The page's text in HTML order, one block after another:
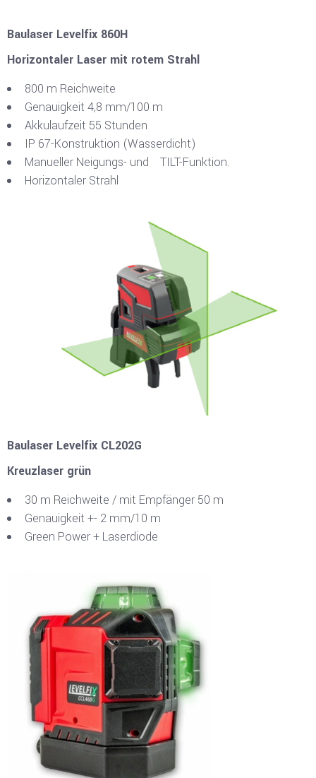
Baulaser Levelfix 860H
Horizontaler Laser mit rotem Strahl
800 m Reichweite
Genauigkeit 4,8 mm/100 m
Akkulaufzeit 55 Stunden
IP 67-Konstruktion (Wasserdicht)
Manueller Neigungs- und TILT-Funktion.
Horizontaler Strahl
Baulaser Levelfix CL202G
Kreuzlaser grün
30 m Reichweite / mit Empfänger 50 m
Genauigkeit +- 2 mm/10 m
Green Power + Laserdiode